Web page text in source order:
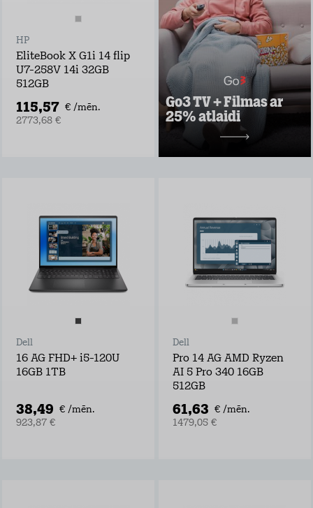
HP
EliteBook X G1i 14 flip
U7-258V 14i 32GB
512GB
115,57 € /mēn.
2773,68 €
Go3 TV + Filmas ar
25% atlaidi
Ekskluzīvs Go3
oriģinālsaturs
Latvijas saturs,
ārvalstu filmas un
seriāli visai
ģimenei
Vairāk nekā 30
vietējie un ārvalstu
TV kanāli
Uzzināt vairāk
10,49 €/mēn.
Dell
16 AG FHD+ i5-120U
16GB 1TB
38,49 € /mēn.
923,87 €
Dell
Pro 14 AG AMD Ryzen
AI 5 Pro 340 16GB
512GB
61,63 € /mēn.
1479,05 €